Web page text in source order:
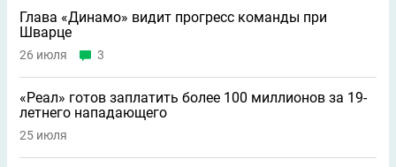
Глава «Динамо» видит прогресс команды при
Шварце
26 июля 3
«Реал» готов заплатить более 100 миллионов за 19-
летнего нападающего
25 июля